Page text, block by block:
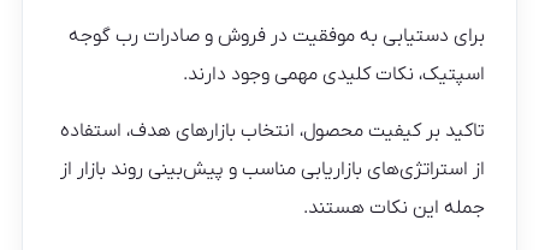
برای دستیابی به موفقیت در فروش و صادرات رب گوجه
اسپتیک، نکات کلیدی مهمی وجود دارند.
تاکید بر کیفیت محصول، انتخاب بازارهای هدف، استفاده
از استراتژی‌های بازاریابی مناسب و پیش‌بینی روند بازار از
جمله این نکات هستند.